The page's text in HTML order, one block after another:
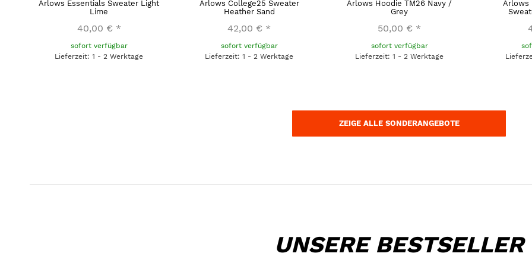
Arlows Essentials Sweater Light
Lime
40,00 € *
sofort verfügbar
Lieferzeit: 1 - 2 Werktage
Arlows College25 Sweater
Heather Sand
42,00 € *
sofort verfügbar
Lieferzeit: 1 - 2 Werktage
Arlows Hoodie TM26 Navy /
Grey
50,00 € *
sofort verfügbar
Lieferzeit: 1 - 2 Werktage
Arlows
ZEIGE ALLE SONDERANGEBOTE
UNSERE BESTSELLER